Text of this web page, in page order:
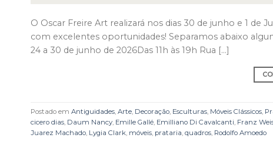
O Oscar Freire Art realizará nos dias 30 de junho e 1 de
com excelentes oportunidades! Separamos abaixo
24 a 30 de junho de 2026Das 11h às 19h Rua […]
Postado em Antiguidades Arte Decoração Esculturas Móveis Clássicos
cicero dias Daum Nancy Emille Gallé Emilliano Di Cavalcanti Franz
Juarez Machado Lygia Clark móveis prataria quadros Rodolfo Amoedo